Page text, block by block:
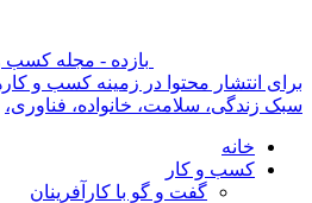
بازده - مجله کسب و
برای انتشار محتوا در زمینه کسب و
سبک زندگی، سلامت، خانواده، فناوری،
خانه
کسب و کار
گفت و گو با کارآفرینان